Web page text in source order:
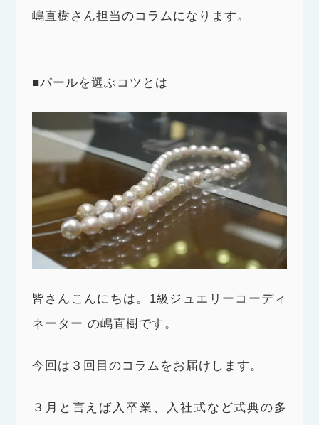
嶋直樹さん担当のコラムになります。
■パールを選ぶコツとは
皆さんこんにちは。1級ジュエリーコーディ
ネーター の嶋直樹です。
今回は３回目のコラムをお届けします。
３月と言えば入卒業、入社式など式典の多